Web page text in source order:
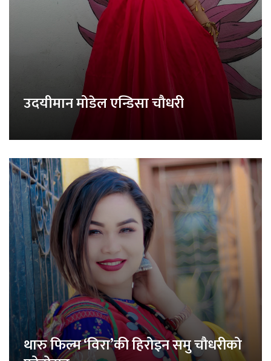
उदयीमान मोडेल एन्डिसा चौधरी
थारु फिल्म ‘विरा’की हिरोइन समु चौधरीको